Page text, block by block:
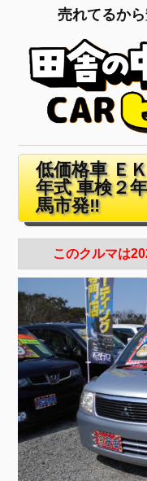
売れてるか
低価格車 Ｅ
年式 車検２
馬市発‼
このクルマは